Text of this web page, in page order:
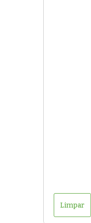
Limpar